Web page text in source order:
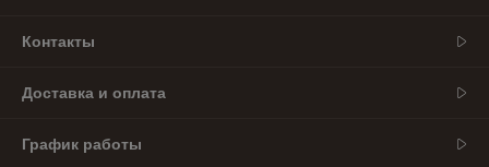
Контакты
Доставка и оплата
График работы